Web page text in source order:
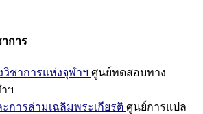
การ
ชาการแห่งจุฬาฯ ศูนย์ทดสอบทาง
ฯ
การล่ามเฉลิมพระเกียรติ ศูนย์การแปล